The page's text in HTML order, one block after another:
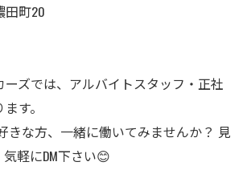
田町20
ーズでは、アルバイトスタッフ・正社
す。
きな方、一緒に働いてみませんか？ 見
軽にDM下さい😊